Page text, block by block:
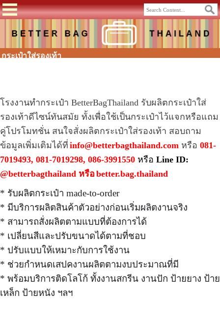
กระเป๋าใส่รองเท้า
โรงงานทำกระเป๋า BetterBagThailand รับผลิตกระเป๋าใส่
รองเท้าดีไซน์ทันสมัย ทั้งเพื่อใช้เป็นกระเป๋าไว้แจกหรือแถม
คู่โปรโมทชั่น สนใจสั่งผลิตกระเป๋าใส่รองเท้า สอบถาม
ข้อมูลเพิ่มเติมได้ที่ info@betterbagthailand.com หรือ 081-
7019493, 081-7019298, 086-3991550 หรือ Line ID:
@betterbagthailand หรือ better.bag.thailand
* รับผลิตกระเป๋า made-to-order
* มีบริการผลิตสินค้าตัวอย่างก่อนเริ่มผลิตงานจริง
* สามารถสั่งผลิตตามแบบที่ต้องการได้
* เปลี่ยนสีและปรับขนาดได้ตามที่ชอบ
* ปรับแบบให้เหมาะกับการใช้งาน
* ช่วยกำหนดเสปคงานผลิตตามงบประมาณที่มี
* พร้อมบริการติดโลโก้ ทั้งงานสกรีน งานปัก ป้ายยาง ป้าย
เหล็ก ป้ายหนัง ฯลฯ